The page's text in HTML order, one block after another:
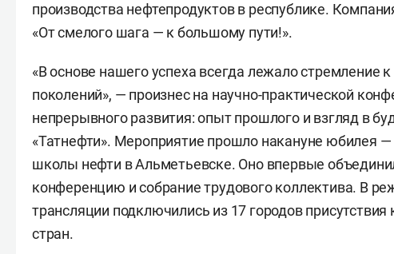
производства нефтепродуктов в республике.
«От смелого шага — к большому пути!».
«В основе нашего успеха всегда лежало стремление
поколений», — произнес на научно-практической
непрерывного развития: опыт прошлого и взгляд в
«Татнефти». Мероприятие прошло накануне юбилея
школы нефти в Альметьевске. Оно впервые
конференцию и собрание трудового коллектива. В
трансляции подключились из 17 городов
стран.